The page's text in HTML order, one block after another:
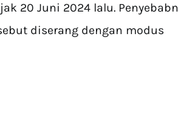
20 Juni 2024 lalu.
diserang dengan modus